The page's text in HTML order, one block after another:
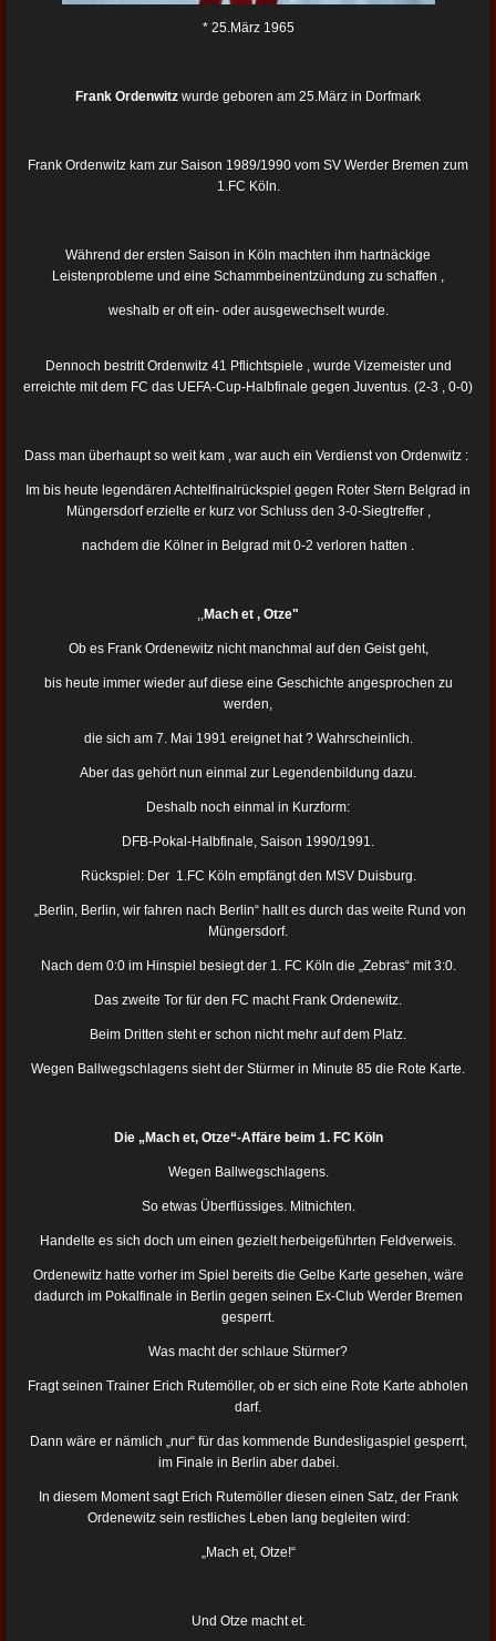
* 25.März 1965
Frank Ordenwitz wurde geboren am 25.März in Dorfmark
Frank Ordenwitz kam zur Saison 1989/1990 vom SV Werder Bremen zum
1.FC Köln.
Während der ersten Saison in Köln machten ihm hartnäckige
Leistenprobleme und eine Schammbeinentzündung zu schaffen ,
weshalb er oft ein- oder ausgewechselt wurde.
Dennoch bestritt Ordenwitz 41 Pflichtspiele , wurde Vizemeister und
erreichte mit dem FC das UEFA-Cup-Halbfinale gegen Juventus. (2-3 , 0-0)
Dass man überhaupt so weit kam , war auch ein Verdienst von Ordenwitz :
Im bis heute legendären Achtelfinalrückspiel gegen Roter Stern Belgrad in
Müngersdorf erzielte er kurz vor Schluss den 3-0-Siegtreffer ,
nachdem die Kölner in Belgrad mit 0-2 verloren hatten .
Mach et , Otze"
Ob es Frank Ordenewitz nicht manchmal auf den Geist geht,
bis heute immer wieder auf diese eine Geschichte angesprochen zu
werden,
die sich am 7. Mai 1991 ereignet hat ? Wahrscheinlich.
Aber das gehört nun einmal zur Legendenbildung dazu.
Deshalb noch einmal in Kurzform:
DFB-Pokal-Halbfinale, Saison 1990/1991.
Rückspiel: Der 1.FC Köln empfängt den MSV Duisburg.
„Berlin, Berlin, wir fahren nach Berlin“ hallt es durch das weite Rund von
Müngersdorf.
Nach dem 0:0 im Hinspiel besiegt der 1. FC Köln die „Zebras“ mit 3:0.
Das zweite Tor für den FC macht Frank Ordenewitz.
Beim Dritten steht er schon nicht mehr auf dem Platz.
Wegen Ballwegschlagens sieht der Stürmer in Minute 85 die Rote Karte.
Die „Mach et, Otze“-Affäre beim 1. FC Köln
Wegen Ballwegschlagens.
So etwas Überflüssiges. Mitnichten.
Handelte es sich doch um einen gezielt herbeigeführten Feldverweis.
Ordenewitz hatte vorher im Spiel bereits die Gelbe Karte gesehen, wäre
dadurch im Pokalfinale in Berlin gegen seinen Ex-Club Werder Bremen
gesperrt.
Was macht der schlaue Stürmer?
Fragt seinen Trainer Erich Rutemöller, ob er sich eine Rote Karte abholen
darf.
Dann wäre er nämlich „nur“ für das kommende Bundesligaspiel gesperrt,
im Finale in Berlin aber dabei.
In diesem Moment sagt Erich Rutemöller diesen einen Satz, der Frank
Ordenewitz sein restliches Leben lang begleiten wird:
„Mach et, Otze!“
Und Otze macht et.